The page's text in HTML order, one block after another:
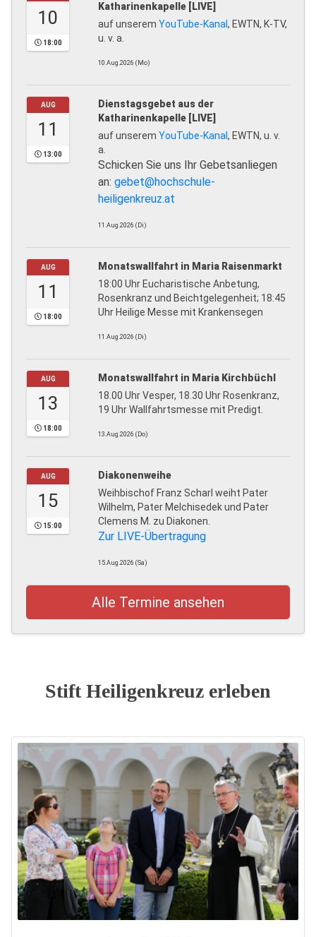
10
18:00
Katharinenkapelle [LIVE]
auf unserem YouTube-Kanal, EWTN, K-TV,
u. v. a.
10.Aug.2026 (Mo)
AUG
11
13:00
Dienstagsgebet aus der
Katharinenkapelle [LIVE]
auf unserem YouTube-Kanal, EWTN, u. v.
a.
Schicken Sie uns Ihr Gebetsanliegen
an: gebet@hochschule-
heiligenkreuz.at
11.Aug.2026 (Di)
AUG
11
18:00
Monatswallfahrt in Maria Raisenmarkt
18:00 Uhr Eucharistische Anbetung,
Rosenkranz und Beichtgelegenheit; 18:45
Uhr Heilige Messe mit Krankensegen
11.Aug.2026 (Di)
AUG
13
18:00
Monatswallfahrt in Maria Kirchbüchl
18.00 Uhr Vesper, 18.30 Uhr Rosenkranz,
19 Uhr Wallfahrtsmesse mit Predigt.
13.Aug.2026 (Do)
AUG
15
15:00
Diakonenweihe
Weihbischof Franz Scharl weiht Pater
Wilhelm, Pater Melchisedek und Pater
Clemens M. zu Diakonen.
Zur LIVE-Übertragung
15.Aug.2026 (Sa)
Alle Termine ansehen
Stift Heiligenkreuz erleben